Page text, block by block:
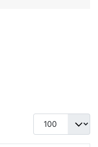
Anzeige #